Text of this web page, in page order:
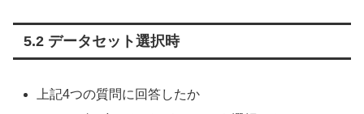
5.2 データセット選択時
上記4つの質問に回答したか